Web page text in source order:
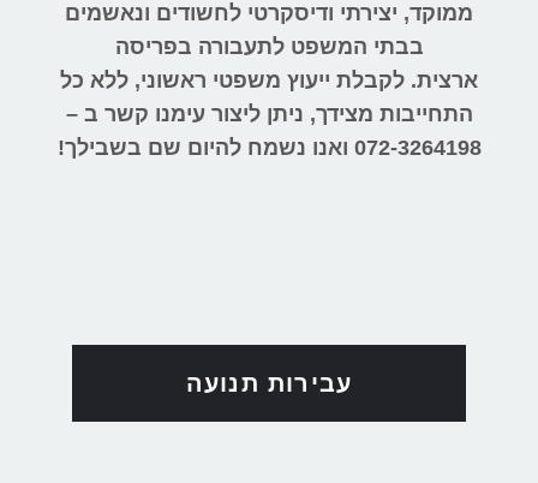
ממוקד, יצירתי ודיסקרטי לחשודים ונאשמים
בבתי המשפט לתעבורה בפריסה
ארצית. לקבלת ייעוץ משפטי ראשוני, ללא כל
התחייבות מצידך, ניתן ליצור עימנו קשר ב –
072-3264198 ואנו נשמח להיום שם בשבילך!
עבירות תנועה